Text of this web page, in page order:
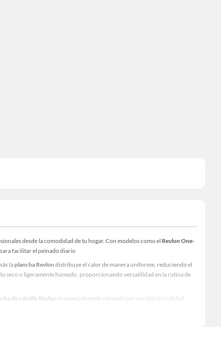
desde la comodidad de tu hogar. Con modelos como el Revlon One-
facilitar el peinado diario
laplancha Revlon distribuye el calor de manera uniforme, reduciendo el
seco o ligeramente húmedo, proporcionando versatilidad en la rutina de
de cabello Revlon es especialmente valorada por su relación calidad-